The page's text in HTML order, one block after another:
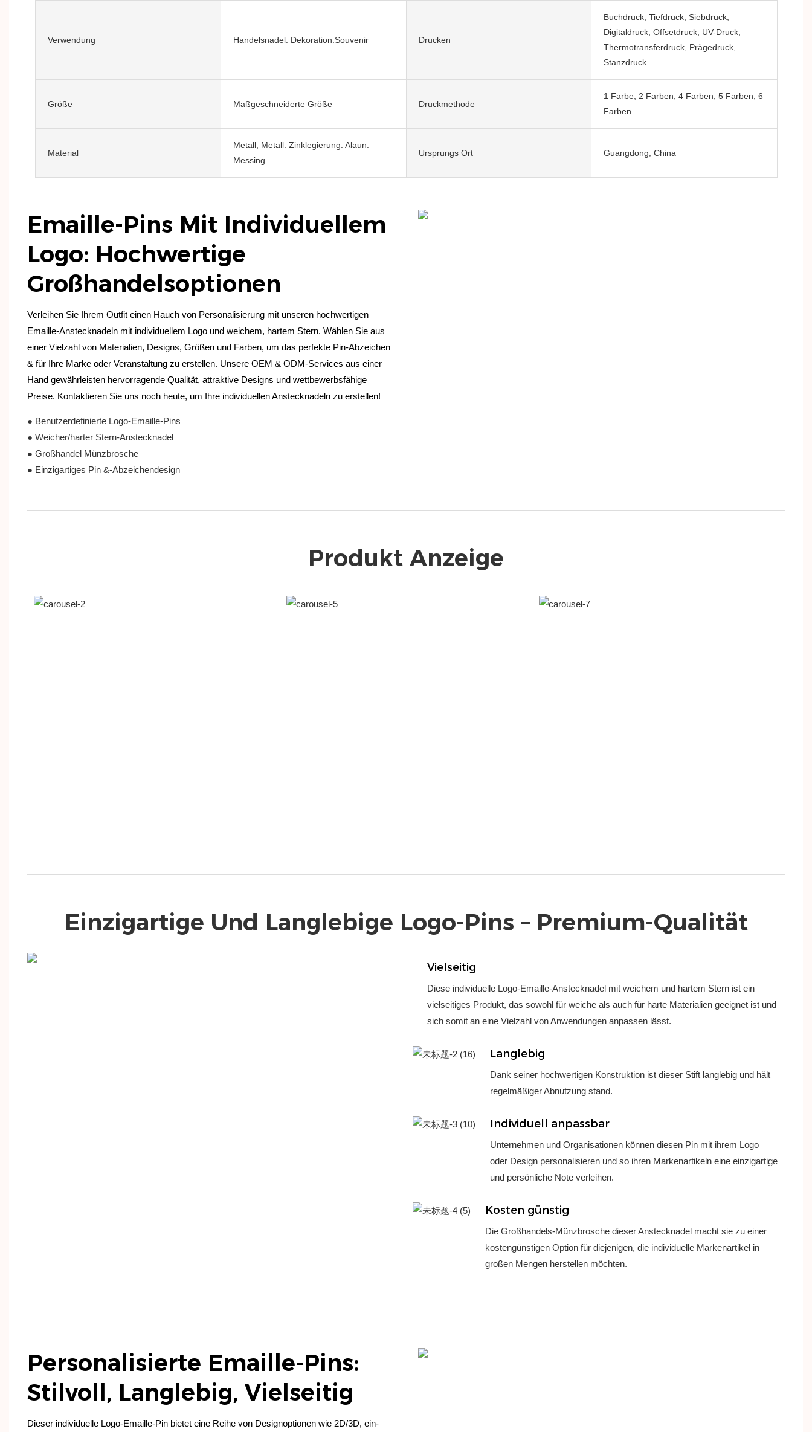
Verwendung Handelsnadel. Dekoration.Souvenir Drucken
Buchdruck, Tiefdruck, Siebdruck,
Digitaldruck, Offsetdruck, UV-Druck,
Thermotransferdruck, Prägedruck,
Stanzdruck
Größe Maßgeschneiderte Größe Druckmethode
1 Farbe, 2 Farben, 4 Farben, 5 Farben, 6
Farben
Material
Metall, Metall. Zinklegierung. Alaun.
Messing
Ursprungs Ort Guangdong, China
Emaille-Pins Mit Individuellem
Logo: Hochwertige
Großhandelsoptionen
Verleihen Sie Ihrem Outfit einen Hauch von Personalisierung mit unseren hochwertigen
Emaille-Anstecknadeln mit individuellem Logo und weichem, hartem Stern. Wählen Sie aus
einer Vielzahl von Materialien, Designs, Größen und Farben, um das perfekte Pin-Abzeichen
& für Ihre Marke oder Veranstaltung zu erstellen. Unsere OEM & ODM-Services aus einer
Hand gewährleisten hervorragende Qualität, attraktive Designs und wettbewerbsfähige
Preise. Kontaktieren Sie uns noch heute, um Ihre individuellen Anstecknadeln zu erstellen!
● Benutzerdefinierte Logo-Emaille-Pins
● Weicher/harter Stern-Anstecknadel
● Großhandel Münzbrosche
● Einzigartiges Pin &-Abzeichendesign
Produkt Anzeige
Einzigartige Und Langlebige Logo-Pins – Premium-Qualität
Vielseitig
Diese individuelle Logo-Emaille-Anstecknadel mit weichem und hartem Stern ist ein
vielseitiges Produkt, das sowohl für weiche als auch für harte Materialien geeignet ist und
sich somit an eine Vielzahl von Anwendungen anpassen lässt.
Langlebig
Dank seiner hochwertigen Konstruktion ist dieser Stift langlebig und hält
regelmäßiger Abnutzung stand.
Individuell anpassbar
Unternehmen und Organisationen können diesen Pin mit ihrem Logo
oder Design personalisieren und so ihren Markenartikeln eine einzigartige
und persönliche Note verleihen.
Kosten günstig
Die Großhandels-Münzbrosche dieser Anstecknadel macht sie zu einer
kostengünstigen Option für diejenigen, die individuelle Markenartikel in
großen Mengen herstellen möchten.
Personalisierte Emaille-Pins:
Stilvoll, Langlebig, Vielseitig
Dieser individuelle Logo-Emaille-Pin bietet eine Reihe von Designoptionen wie 2D/3D, ein-